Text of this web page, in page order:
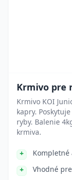
Krmivo pre
Krmivo KOI
kapry.
ryby. Balenie
krmiva.
Kompletné
Vhodné